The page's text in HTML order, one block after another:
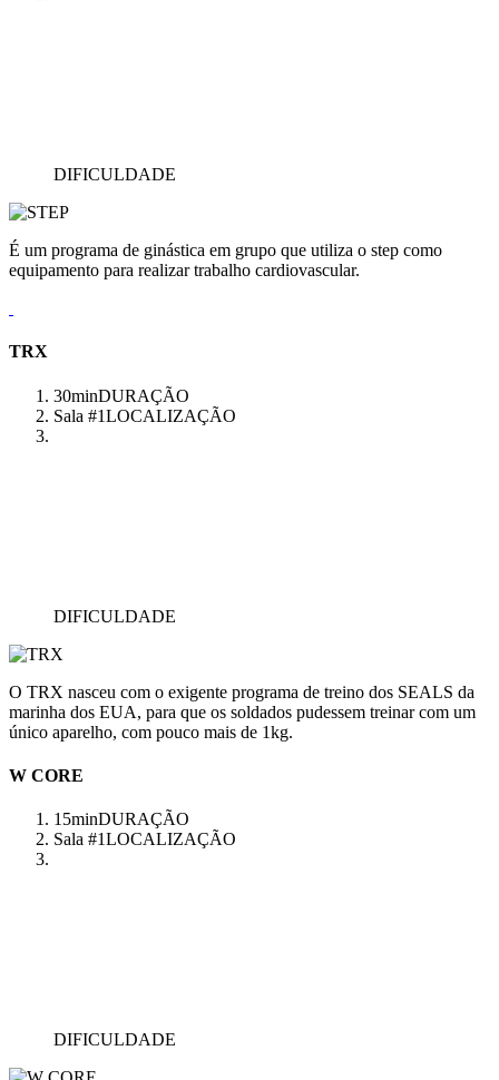
DIFICULDADE
É um programa de ginástica em grupo que utiliza o step como
equipamento para realizar trabalho cardiovascular.
TRX
30minDURAÇÃO
Sala #1LOCALIZAÇÃO
DIFICULDADE
O TRX nasceu com o exigente programa de treino dos SEALS da
marinha dos EUA, para que os soldados pudessem treinar com um
único aparelho, com pouco mais de 1kg.
W CORE
15minDURAÇÃO
Sala #1LOCALIZAÇÃO
DIFICULDADE